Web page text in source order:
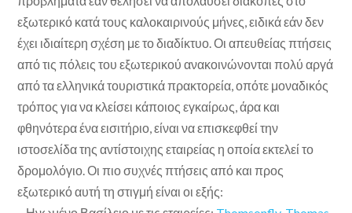
εξωτερικό κατά τους καλοκαιρινούς μήνες, ειδικά εάν δεν
έχει ιδιαίτερη σχέση με το διαδίκτυο. Οι απευθείας πτήσεις
από τις πόλεις του εξωτερικού ανακοινώνονται πολύ αργά
από τα ελληνικά τουριστικά πρακτορεία, οπότε μοναδικός
τρόπος για να κλείσει κάποιος εγκαίρως, άρα και
φθηνότερα ένα εισιτήριο, είναι να επισκεφθεί την
ιστοσελίδα της αντίστοιχης εταιρείας η οποία εκτελεί το
δρομολόγιο. Οι πιο συχνές πτήσεις από και προς
εξωτερικό αυτή τη στιγμή είναι οι εξής: